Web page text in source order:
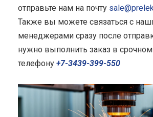
отправьте нам на почту
Также вы можете связаться с
менеджерами сразу после
нужно выполнить заказ в
телефону +7-3439-399-550